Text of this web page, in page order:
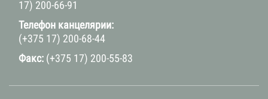
17) 200-66-91
Телефон канцелярии:
(+375 17) 200-68-44
Факс: (+375 17) 200-55-83